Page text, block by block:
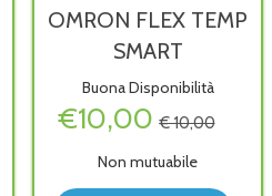
OMRON FLEX TEMP
SMART
Buona Disponibilità
€10,00 € 10,00
Non mutuabile